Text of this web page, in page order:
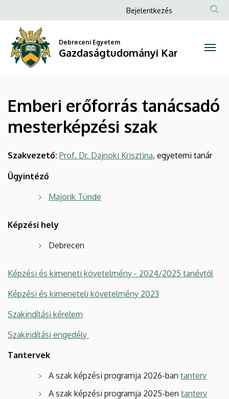
erőforrás
tanácsadó
mesterképzési
szak
Gazdaságtudományi
Kar
a
tartalomra
Anonim
menüje
Bejelentkezés
Debreceni Egyetem
Gazdaságtudományi Kar
Emberi erőforrás tanácsadó
mesterképzési szak
Szakvezető: Prof. Dr. Dajnoki Krisztina, egyetemi tanár
Ügyintéző
Majorik Tünde
Képzési hely
Debrecen
Képzési és kimeneti követelmény - 2024/2025 tanévtől
Képzési és kimeneteli követelmény 2023
Szakindítási kérelem
Szakindítási engedély
Tantervek
A szak képzési programja 2026-ban tanterv
A szak képzési programja 2025-ben tanterv